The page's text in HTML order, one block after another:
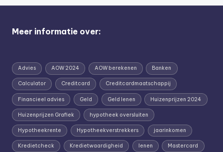
Meer informatie over:
Advies AOW 2024 AOW berekenen Banken
Calculator Creditcard Creditcardmaatschappij
Financieel advies Geld Geld lenen Huizenprijzen 2024
Huizenprijzen Grafiek hypotheek oversluiten
Hypotheekrente Hypotheekverstrekkers jaarinkomen
Kredietcheck Kredietwaardigheid lenen Mastercard